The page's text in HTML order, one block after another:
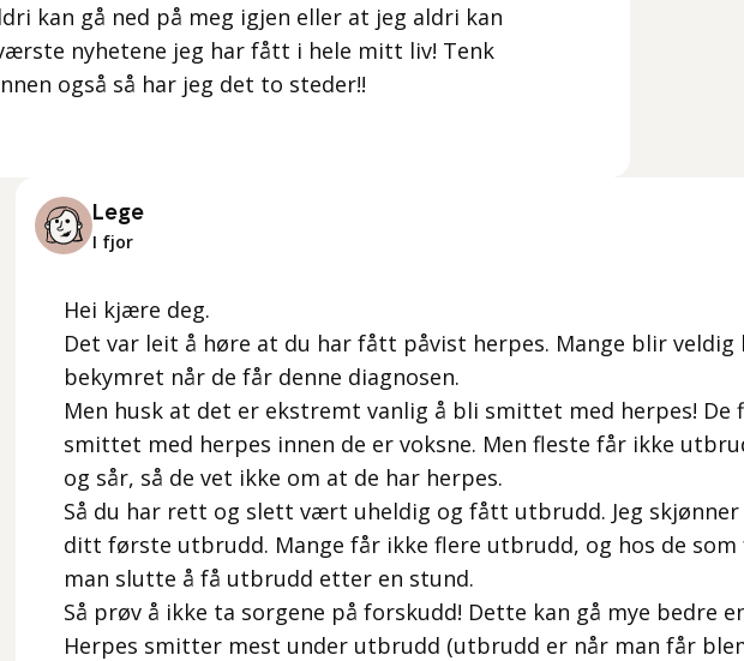
kan gå ned på meg igjen eller at jeg aldri kan
nyhetene jeg har fått i hele mitt liv! Tenk
også så har jeg det to steder!!
Lege
I fjor
Hei kjære deg.
Det var leit å høre at du har fått påvist herpes. Mange blir veldig
bekymret når de får denne diagnosen.
Men husk at det er ekstremt vanlig å bli smittet med herpes! De
smittet med herpes innen de er voksne. Men fleste får ikke
og sår, så de vet ikke om at de har herpes.
Så du har rett og slett vært uheldig og fått utbrudd. Jeg
ditt første utbrudd. Mange får ikke flere utbrudd, og hos de som
man slutte å få utbrudd etter en stund.
Så prøv å ikke ta sorgene på forskudd! Dette kan gå mye bedre
Herpes smitter mest under utbrudd (utbrudd er når man får